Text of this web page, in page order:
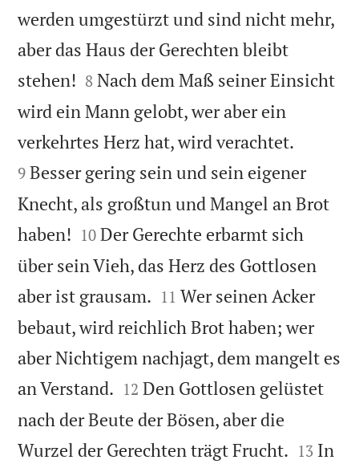
werden umgestürzt und sind nicht mehr,
aber das Haus der Gerechten bleibt
stehen! 

8 Nach dem Maß seiner Einsicht
wird ein Mann gelobt, wer aber ein
verkehrtes Herz hat, wird verachtet.
9 Besser gering sein und sein eigener
Knecht, als großtun und Mangel an Brot
haben! 

10 Der Gerechte erbarmt sich
über sein Vieh, das Herz des Gottlosen
aber ist grausam. 

11 Wer seinen Acker
bebaut, wird reichlich Brot haben; wer
aber Nichtigem nachjagt, dem mangelt es
an Verstand. 

12 Den Gottlosen gelüstet
nach der Beute der Bösen, aber die
Wurzel der Gerechten trägt Frucht. 

13 In